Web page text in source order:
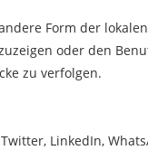
Form der
oder den
zu verfolgen.
LinkedIn,